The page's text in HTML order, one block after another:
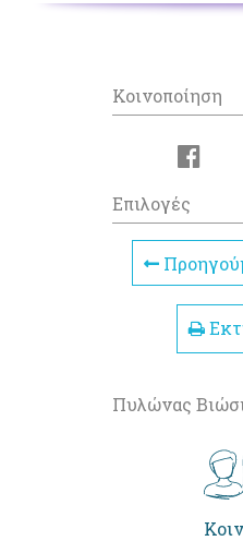
Κοινοποίηση
Επιλογές
Πυλώνας